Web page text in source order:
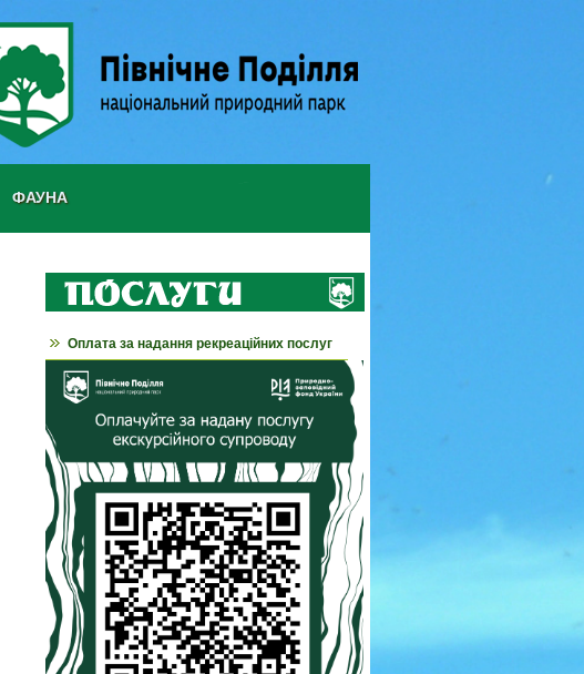
ФАУНА
Оплата за надання рекреаційних послуг